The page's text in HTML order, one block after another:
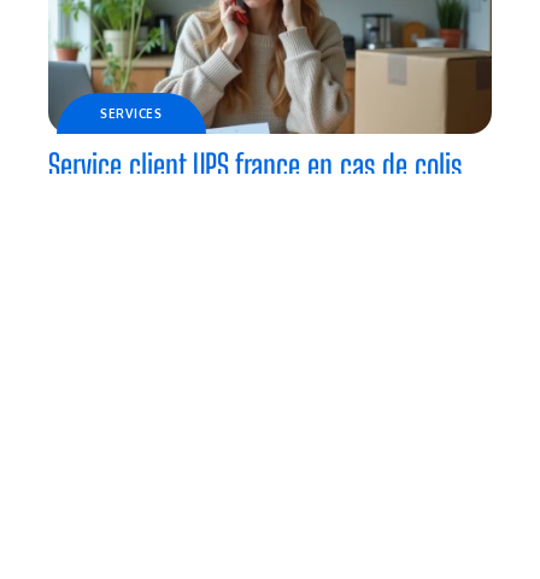
SERVICES
Service client UPS france en cas de colis